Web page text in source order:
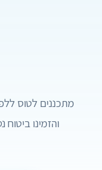
מתכננים לטוס
והזמינו